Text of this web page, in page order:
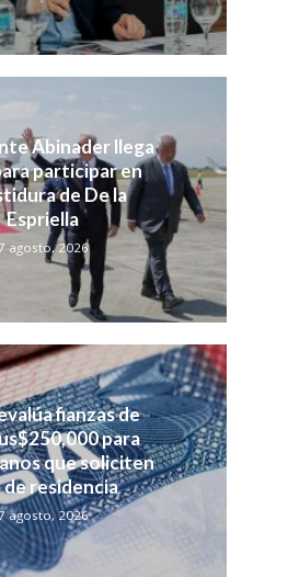
Abinader llega
participar en
de De la
Espriella
agosto, 2026
fianzas de
para
que soliciten
de residencia
agosto, 2026